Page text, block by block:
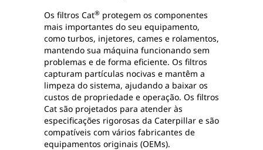
Os filtros Cat® protegem os componentes
mais importantes do seu equipamento,
como turbos, injetores, cames e rolamentos,
mantendo sua máquina funcionando sem
problemas e de forma eficiente. Os filtros
capturam partículas nocivas e mantêm a
limpeza do sistema, ajudando a baixar os
custos de propriedade e operação. Os filtros
Cat são projetados para atender às
especificações rigorosas da Caterpillar e são
compatíveis com vários fabricantes de
equipamentos originais (OEMs).